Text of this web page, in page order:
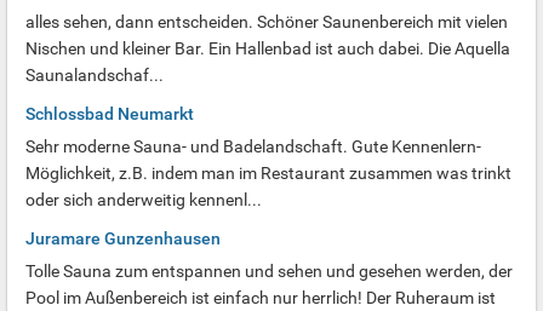
alles sehen, dann entscheiden. Schöner Saunenbereich mit vielen
Nischen und kleiner Bar. Ein Hallenbad ist auch dabei. Die Aquella
Saunalandschaf...
Schlossbad Neumarkt
Sehr moderne Sauna- und Badelandschaft. Gute Kennenlern-
Möglichkeit, z.B. indem man im Restaurant zusammen was trinkt
oder sich anderweitig kennenl...
Juramare Gunzenhausen
Tolle Sauna zum entspannen und sehen und gesehen werden, der
Pool im Außenbereich ist einfach nur herrlich! Der Ruheraum ist